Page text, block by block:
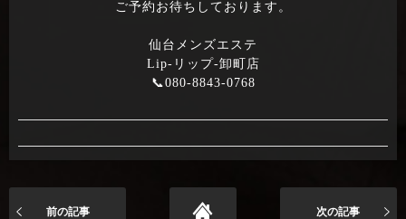
ご予約お待ちしております。
仙台メンズエステ
Lip-リップ-卸町店
📞080-8843-0768
前の記事 次の記事